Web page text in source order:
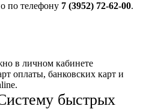
по телефону 7 (3952) 72-62-00.
в личном кабинете
оплаты, банковских карт и
быстрых